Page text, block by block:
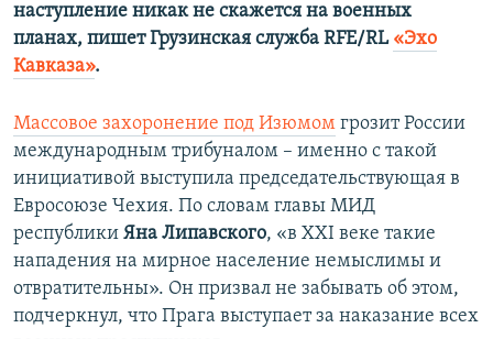
наступление никак не скажется на военных
планах, пишет Грузинская служба RFE/RL «Эхо
Кавказа».
Массовое захоронение под Изюмом грозит России
международным трибуналом – именно с такой
инициативой выступила председательствующая в
Евросоюзе Чехия. По словам главы МИД
республики Яна Липавского, «в XXI веке такие
нападения на мирное население немыслимы и
отвратительны». Он призвал не забывать об этом,
подчеркнул, что Прага выступает за наказание всех